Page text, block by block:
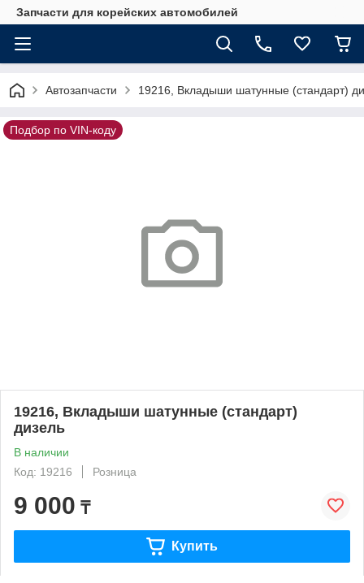
Запчасти для корейских автомобилей
Автозапчасти 19216, Вкладыши шатунные (стандарт)
Подбор по VIN-коду
19216, Вкладыши шатунные (стандарт)
дизель
В наличии
Код: 19216
Розница
9 000 ₸
Купить